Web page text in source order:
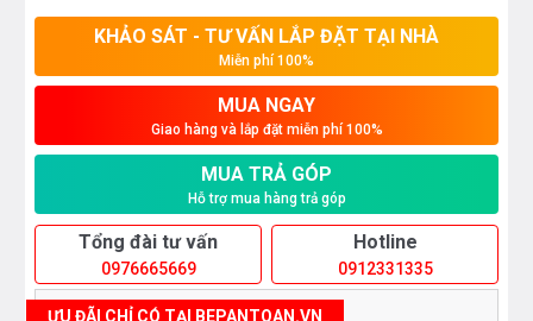
KHẢO SÁT - TƯ VẤN LẮP ĐẶT TẠI NHÀ
Miễn phí 100%
MUA NGAY
Giao hàng và lắp đặt miễn phí 100%
MUA TRẢ GÓP
Hỗ trợ mua hàng trả góp
Tổng đài tư vấn
0976665669
Hotline
0912331335
ƯU ĐÃI CHỈ CÓ TẠI BEPANTOAN.VN